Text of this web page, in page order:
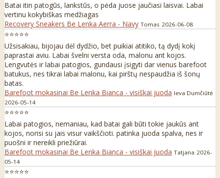
Batai itin patogūs, lankstūs, o pėda juose jaučiasi laisvai. Labai
vertinu kokybiškas medžiagas
Recovery Sneakers Be Lenka Aerra - Navy Tomas 2026-06-08
⭐⭐⭐⭐⭐
Užsisakiau, bijojau dėl dydžio, bet puikiai atitiko, tą dydį kokį
paprastai aviu. Labai švelni versta oda, malonu ant kojos.
Lengvutės ir labai patogios, gundausi įsigyti dar vienus barefoot
batukus, nes tikrai labai malonu, kai pirštų nespaudžia iš šonų
batas.
Barefoot mokasinai Be Lenka Bianca - visiškai juoda Ieva Dumčiūtė
2026-05-14
⭐⭐⭐⭐⭐
Labai patogios, nemaniau, kad batai gali būti tokie jaukūs ant
kojos, norisi su jais visur vaikščioti. patinka juoda spalva, nes ir
puošni ir nereikli priežiūrai.
Barefoot mokasinai Be Lenka Bianca - visiškai juoda Tatjana 2026-
05-14
⭐⭐⭐⭐⭐